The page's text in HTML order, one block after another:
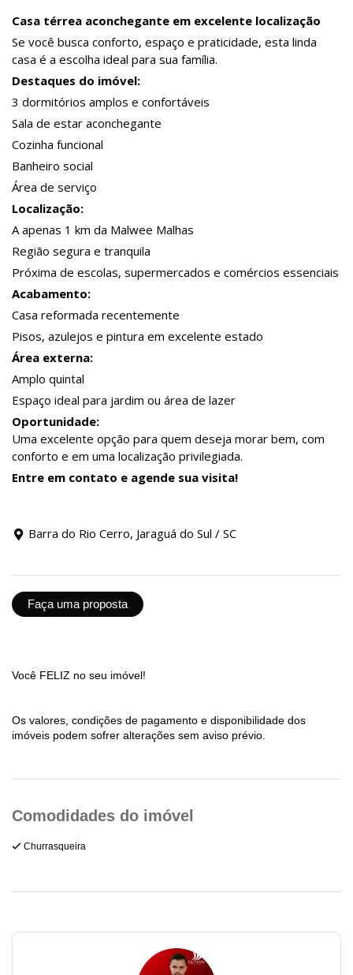
Casa térrea aconchegante em excelente localização
Se você busca conforto, espaço e praticidade, esta linda
casa é a escolha ideal para sua família.
Destaques do imóvel:
3 dormitórios amplos e confortáveis
Sala de estar aconchegante
Cozinha funcional
Banheiro social
Área de serviço
Localização:
A apenas 1 km da Malwee Malhas
Região segura e tranquila
Próxima de escolas, supermercados e comércios essenciais
Acabamento:
Casa reformada recentemente
Pisos, azulejos e pintura em excelente estado
Área externa:
Amplo quintal
Espaço ideal para jardim ou área de lazer
Oportunidade:
Uma excelente opção para quem deseja morar bem, com
conforto e em uma localização privilegiada.
Entre em contato e agende sua visita!
Barra do Rio Cerro, Jaraguá do Sul / SC
Faça uma proposta
Você FELIZ no seu imóvel!
Os valores, condições de pagamento e disponibilidade dos
imóveis podem sofrer alterações sem aviso prévio.
Churrasqueira